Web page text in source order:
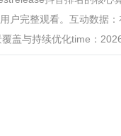
户完整观看。互动数据
盖与持续优化time：